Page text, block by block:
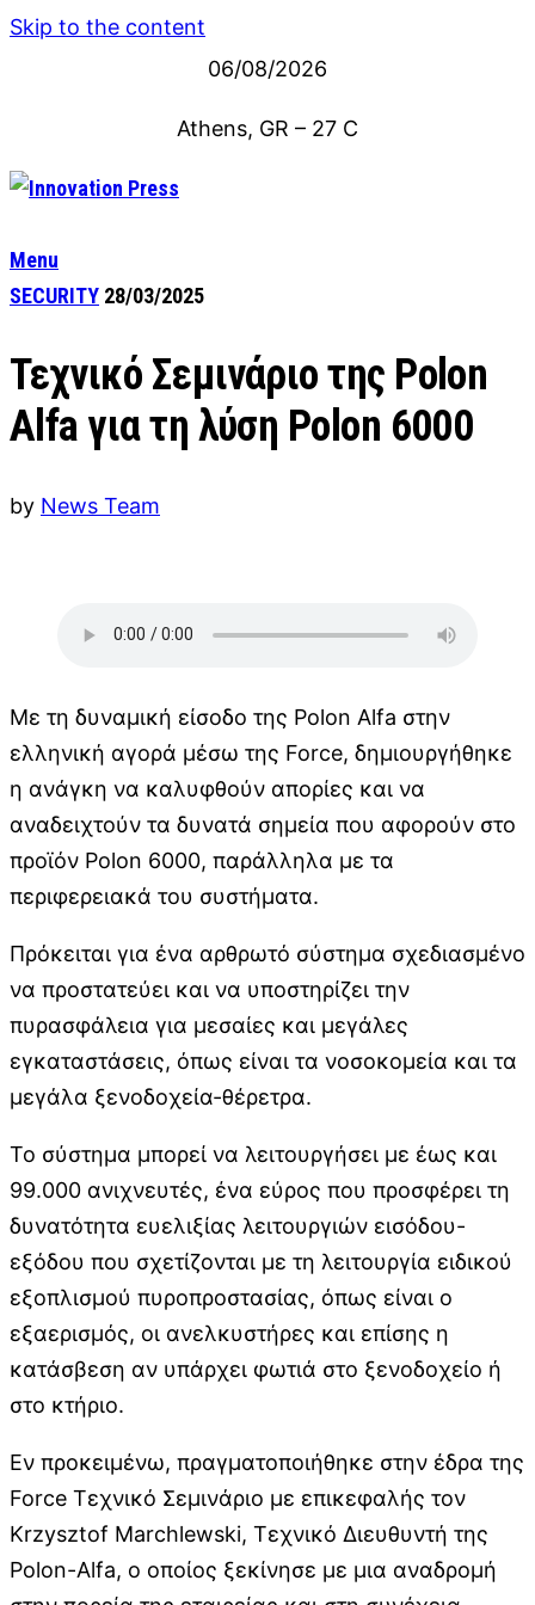
Skip to the content
06/08/2026
Athens, GR – 27 C
Menu
SECURITY 28/03/2025
Τεχνικό Σεμινάριο της Polon
Alfa για τη λύση Polon 6000
by News Team
Με τη δυναμική είσοδο της Polon Alfa στην
ελληνική αγορά μέσω της Force, δημιουργήθηκε
η ανάγκη να καλυφθούν απορίες και να
αναδειχτούν τα δυνατά σημεία που αφορούν στο
προϊόν Polon 6000, παράλληλα με τα
περιφερειακά του συστήματα.
Πρόκειται για ένα αρθρωτό σύστημα σχεδιασμένο
να προστατεύει και να υποστηρίζει την
πυρασφάλεια για μεσαίες και μεγάλες
εγκαταστάσεις, όπως είναι τα νοσοκομεία και τα
μεγάλα ξενοδοχεία-θέρετρα.
Το σύστημα μπορεί να λειτουργήσει με έως και
99.000 ανιχνευτές, ένα εύρος που προσφέρει τη
δυνατότητα ευελιξίας λειτουργιών εισόδου-
εξόδου που σχετίζονται με τη λειτουργία ειδικού
εξοπλισμού πυροπροστασίας, όπως είναι ο
εξαερισμός, οι ανελκυστήρες και επίσης η
κατάσβεση αν υπάρχει φωτιά στο ξενοδοχείο ή
στο κτήριο.
Εν προκειμένω, πραγματοποιήθηκε στην έδρα της
Force Τεχνικό Σεμινάριο με επικεφαλής τον
Krzysztof Marchlewski, Τεχνικό Διευθυντή της
Polon-Alfa, ο οποίος ξεκίνησε με μια αναδρομή